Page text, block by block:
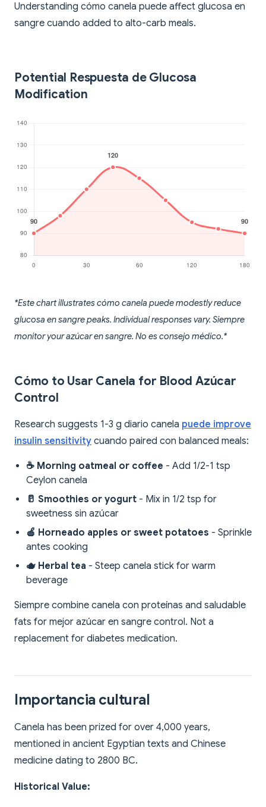
Understanding cómo canela puede affect glucosa en
sangre cuando added to alto-carb meals.
Potential Respuesta de Glucosa
Modification
*Este chart illustrates cómo canela puede modestly reduce
glucosa en sangre peaks. Individual responses vary. Siempre
monitor your azúcar en sangre. No es consejo médico.*
Cómo to Usar Canela for Blood Azúcar
Control
Research suggests 1-3 g diario canela puede improve
insulin sensitivity cuando paired con balanced meals:
☕ Morning oatmeal or coffee - Add 1/2-1 tsp
Ceylon canela
🥛 Smoothies or yogurt - Mix in 1/2 tsp for
sweetness sin azúcar
🍎 Horneado apples or sweet potatoes - Sprinkle
antes cooking
🫖 Herbal tea - Steep canela stick for warm
beverage
Siempre combine canela con proteínas and saludable
fats for mejor azúcar en sangre control. Not a
replacement for diabetes medication.
Importancia cultural
Canela has been prized for over 4,000 years,
mentioned in ancient Egyptian texts and Chinese
medicine dating to 2800 BC.
Historical Value: